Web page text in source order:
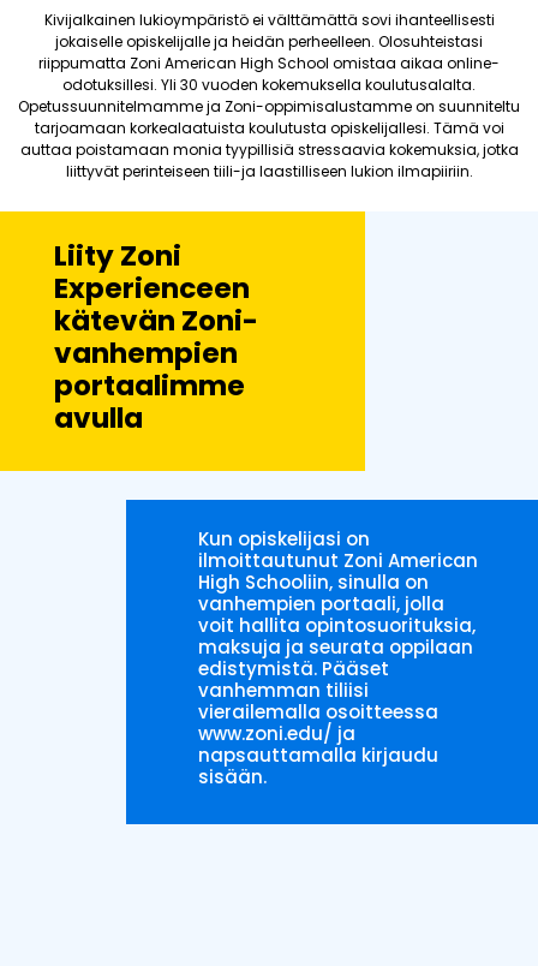
Kivijalkainen lukioympäristö ei välttämättä sovi ihanteellisesti
jokaiselle opiskelijalle ja heidän perheelleen. Olosuhteistasi
riippumatta Zoni American High School omistaa aikaa online-
odotuksillesi. Yli 30 vuoden kokemuksella koulutusalalta.
Opetussuunnitelmamme ja Zoni-oppimisalustamme on suunniteltu
tarjoamaan korkealaatuista koulutusta opiskelijallesi. Tämä voi
auttaa poistamaan monia tyypillisiä stressaavia kokemuksia, jotka
liittyvät perinteiseen tiili-ja laastilliseen lukion ilmapiiriin.
Liity Zoni
Experienceen
kätevän Zoni-
vanhempien
portaalimme
avulla
Kun opiskelijasi on
ilmoittautunut Zoni American
High Schooliin, sinulla on
vanhempien portaali, jolla
voit hallita opintosuorituksia,
maksuja ja seurata oppilaan
edistymistä. Pääset
vanhemman tiliisi
vierailemalla osoitteessa
www.zoni.edu/ ja
napsauttamalla kirjaudu
sisään.